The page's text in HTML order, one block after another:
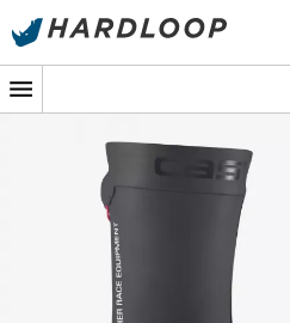
Letnie promocje 🔥 -5%